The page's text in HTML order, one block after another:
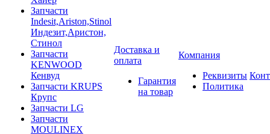
Запчасти
Indesit,Ariston,Stinol
Индезит,Аристон,
Стинол
Запчасти
KENWOOD
Кенвуд
Запчасти KRUPS
Крупс
Запчасти LG
Запчасти
MOULINEX
Доставка и
оплата
Гарантия
на товар
Компания
Реквизиты
Политика